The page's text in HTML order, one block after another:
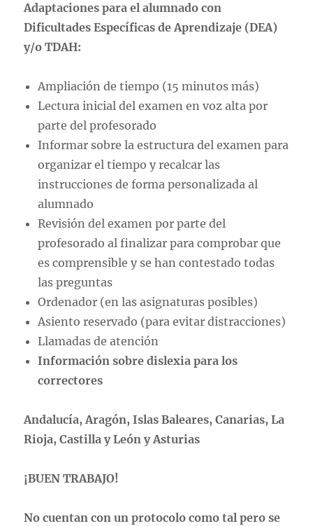
Adaptaciones para el alumnado con
Dificultades Específicas de Aprendizaje (DEA)
y/o TDAH:
Ampliación de tiempo (15 minutos más)
Lectura inicial del examen en voz alta por
parte del profesorado
Informar sobre la estructura del examen para
organizar el tiempo y recalcar las
instrucciones de forma personalizada al
alumnado
Revisión del examen por parte del
profesorado al finalizar para comprobar que
es comprensible y se han contestado todas
las preguntas
Ordenador (en las asignaturas posibles)
Asiento reservado (para evitar distracciones)
Llamadas de atención
Información sobre dislexia para los
correctores
Andalucía, Aragón, Islas Baleares, Canarias, La
Rioja, Castilla y León y Asturias
¡BUEN TRABAJO!
No cuentan con un protocolo como tal pero se